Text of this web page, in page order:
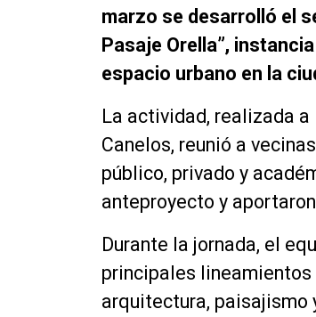
marzo se desarrolló el
Pasaje Orella”,
espacio urbano en la
La actividad, realizada a
Canelos, reunió a
público, privado y
anteproyecto y
Durante la jornada, el
principales
arquitectura, paisajismo